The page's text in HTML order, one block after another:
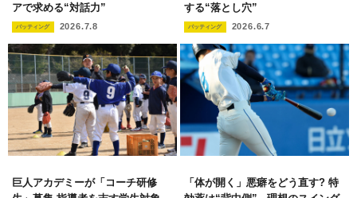
アで求める“対話力”
バッティング 2026.7.8
する“落とし穴”
バッティング 2026.6.7
巨人アカデミーが「コーチ研修
「体が開く」悪癖をどう直す? 特